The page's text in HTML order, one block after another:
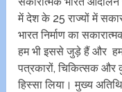
में देश के 25 राज्यों में
भारत निर्माण का
हम भी इससे जुड़े हैं और
पत्रकारों, चिकित्सक और
हिस्सा लिया। मुख्य